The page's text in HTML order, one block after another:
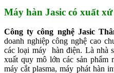
Máy hàn Jasic có xuất
Công ty công nghệ Jasic
doanh nghiệp công nghệ cao
các loại máy hàn điện. Là nhà
xuất quy mô lớn các sản phẩm
máy cắt plasma, máy phát hàn